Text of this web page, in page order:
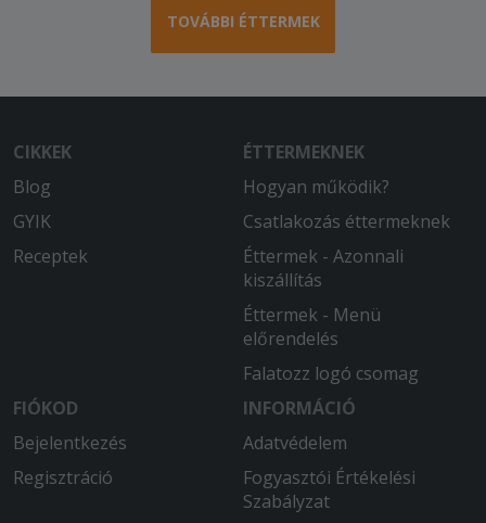
nem azt a pizzát kaptuk amit
Az egyik töltött lángoson nem volt a
nagyon sokszor rendelek, és nagyon
szomorú vagyok
TOVÁBBI ÉTTERMEK
CIKKEK
Blog
GYIK
Receptek
ÉTTERMEKNEK
Hogyan működik?
Csatlakozás éttermeknek
Éttermek - Azonnali
kiszállítás
Éttermek - Menü
előrendelés
Falatozz logó csomag
FIÓKOD
Bejelentkezés
Regisztráció
INFORMÁCIÓ
Adatvédelem
Fogyasztói Értékelési
Szabályzat